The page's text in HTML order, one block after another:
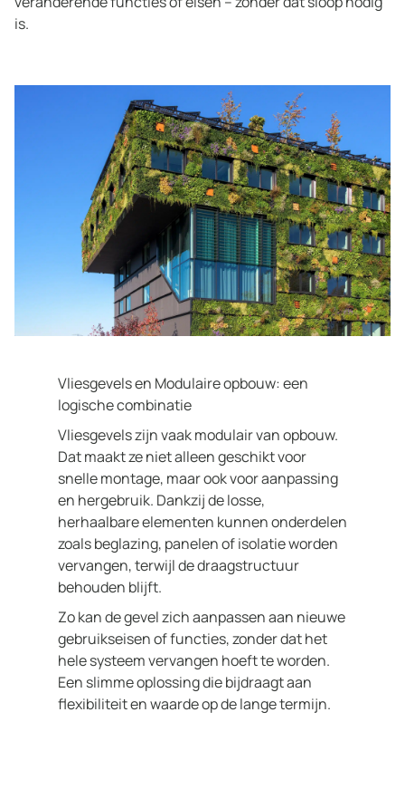
is.
Vliesgevels en Modulaire opbouw: een
logische combinatie
Vliesgevels zijn vaak modulair van opbouw.
Dat maakt ze niet alleen geschikt voor
snelle montage, maar ook voor aanpassing
en hergebruik. Dankzij de losse,
herhaalbare elementen kunnen onderdelen
zoals beglazing, panelen of isolatie worden
vervangen, terwijl de draagstructuur
behouden blijft.
Zo kan de gevel zich aanpassen aan nieuwe
gebruikseisen of functies, zonder dat het
hele systeem vervangen hoeft te worden.
Een slimme oplossing die bijdraagt aan
flexibiliteit en waarde op de lange termijn.